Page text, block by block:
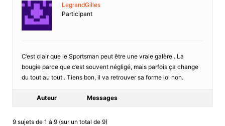
LegrandGilles
Participant
C’est clair que le Sportsman peut être une vraie galère . La
bougie parce que c’est souvent négligé, mais parfois ça change
du tout au tout . Tiens bon, il va retrouver sa forme lol non.
Auteur Messages
9 sujets de 1 à 9 (sur un total de 9)